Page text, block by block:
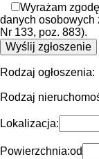
Wyrażam
danych osobowych
Nr 133, poz. 883).
Rodzaj ogłoszenia:
Rodzaj
Lokalizacja:
Powierzchnia:od